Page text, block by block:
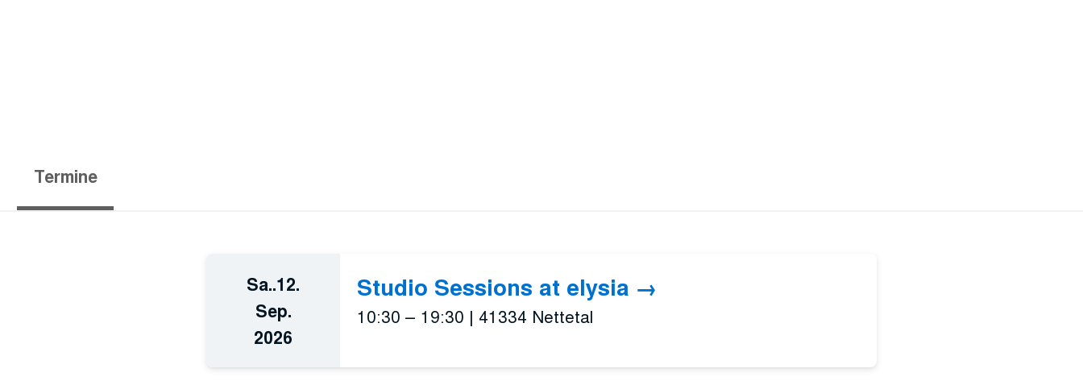
Termine
Sa..12.
Sep.
2026
Studio Sessions at elysia
10:30 – 19:30 | 41334 Nettetal